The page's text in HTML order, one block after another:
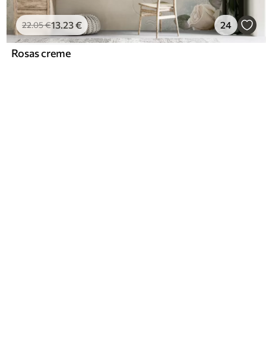
22.05€13.23€ 24
Rosas creme